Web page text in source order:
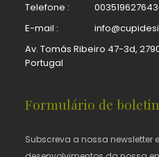
Telefone :
E-mail :
Av. Tomás Ribeiro 47-3d,
Portugal
Formulário de
Subscreva a nossa newsletter